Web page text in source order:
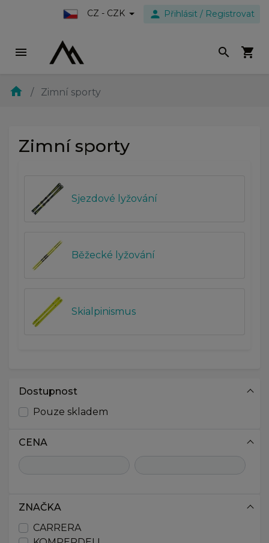
CZ - CZK person Přihlásit / Registrovat
menu search shopping_cart
home Zimní sporty
Zimní sporty
Sjezdové lyžování
Běžecké lyžování
Skialpinismus
Dostupnost
Pouze skladem
CENA
ZNAČKA
CARRERA